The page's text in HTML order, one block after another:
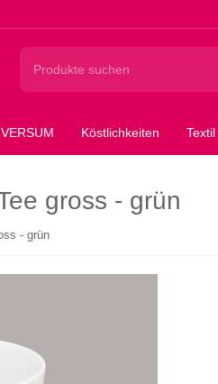
Köstlichkeiten Textil
gross - grün
- grün